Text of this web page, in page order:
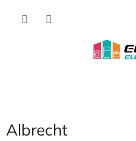
Albrecht